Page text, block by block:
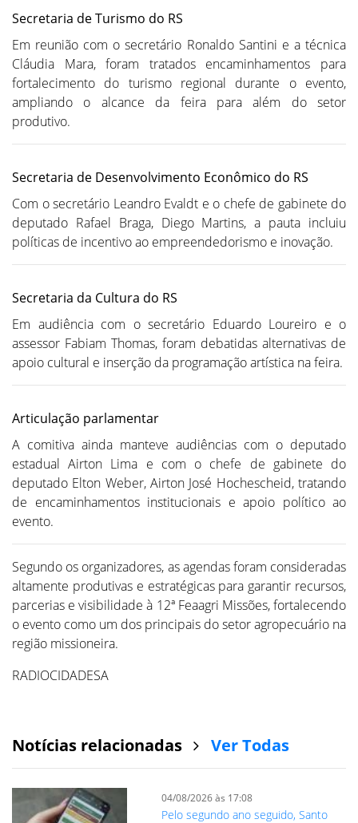
Secretaria de Turismo do RS
Em reunião com o secretário Ronaldo Santini e a técnica
Cláudia Mara, foram tratados encaminhamentos para
fortalecimento do turismo regional durante o evento,
ampliando o alcance da feira para além do setor
produtivo.
Secretaria de Desenvolvimento Econômico do RS
Com o secretário Leandro Evaldt e o chefe de gabinete do
deputado Rafael Braga, Diego Martins, a pauta incluiu
políticas de incentivo ao empreendedorismo e inovação.
Secretaria da Cultura do RS
Em audiência com o secretário Eduardo Loureiro e o
assessor Fabiam Thomas, foram debatidas alternativas de
apoio cultural e inserção da programação artística na feira.
Articulação parlamentar
A comitiva ainda manteve audiências com o deputado
estadual Airton Lima e com o chefe de gabinete do
deputado Elton Weber, Airton José Hochescheid, tratando
de encaminhamentos institucionais e apoio político ao
evento.
Segundo os organizadores, as agendas foram consideradas
altamente produtivas e estratégicas para garantir recursos,
parcerias e visibilidade à 12ª Feaagri Missões, fortalecendo
o evento como um dos principais do setor agropecuário na
região missioneira.
RADIOCIDADESA
Notícias relacionadas Ver Todas
04/08/2026 às 17:08
Pelo segundo ano seguido, Santo